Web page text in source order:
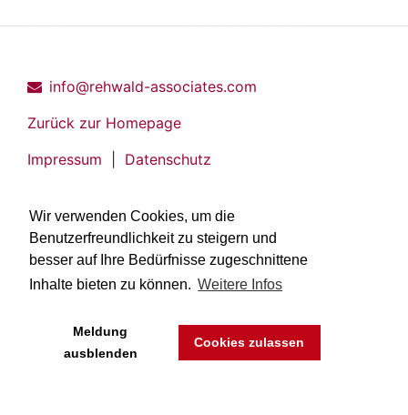
Wir verwenden Cookies, um die
Benutzerfreundlichkeit zu steigern und
besser auf Ihre Bedürfnisse zugeschnittene
Inhalte bieten zu können. Weitere Infos
Meldung
ausblenden
Cookies zulassen
info@rehwald-associates.com
Zurück zur Homepage
Impressum
Datenschutz